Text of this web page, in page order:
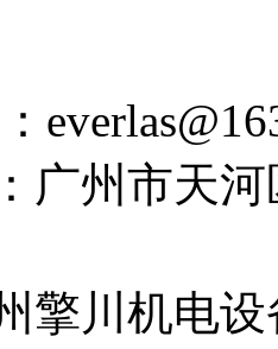
广州市天
擎川机电